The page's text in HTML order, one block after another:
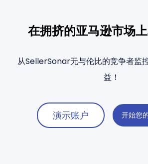
在拥挤的亚马逊市场
从SellerSonar无与伦比的竞争者监
益！
演示账户 开始您